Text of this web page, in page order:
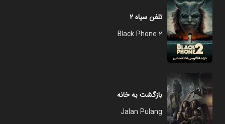
تلفن سیاه ۲
Black Phone 2
بازگشت به خانه
Jalan Pulang